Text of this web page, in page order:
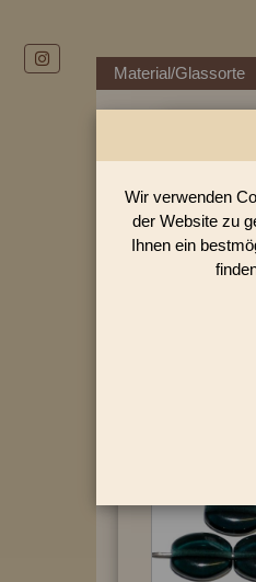
Material/Glassorte
Wir verwenden
der Website zu
Ihnen ein